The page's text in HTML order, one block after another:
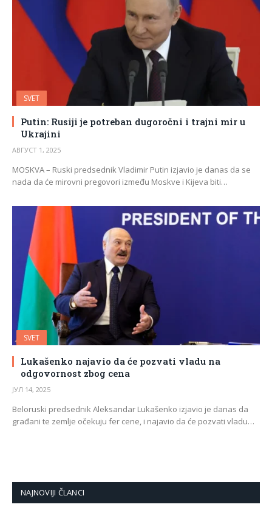
SVET
Putin: Rusiji je potreban dugoročni i trajni mir u
Ukrajini
АВГУСТ 1, 2025
MOSKVA – Ruski predsednik Vladimir Putin izjavio je danas da se
nada da će mirovni pregovori između Moskve i Kijeva biti…
SVET
Lukašenko najavio da će pozvati vladu na
odgovornost zbog cena
ЈУЛ 14, 2025
Beloruski predsednik Aleksandar Lukašenko izjavio je danas da
građani te zemlje očekuju fer cene, i najavio da će pozvati vladu…
NAJNOVIJI ČLANCI